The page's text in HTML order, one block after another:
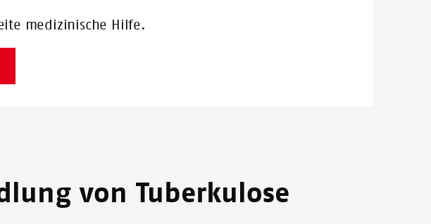
medizinische Hilfe.
von Tuberkulose